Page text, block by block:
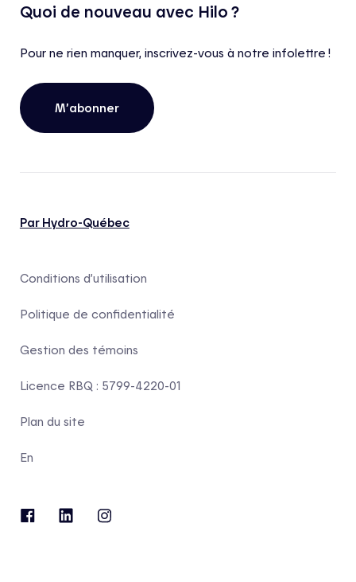
Quoi de nouveau avec Hilo ?
Pour ne rien manquer, inscrivez-vous à notre infolettre !
M’abonner
Par Hydro-Québec
Conditions d’utilisation
Politique de confidentialité
Gestion des témoins
Licence RBQ : 5799-4220-01
Plan du site
En